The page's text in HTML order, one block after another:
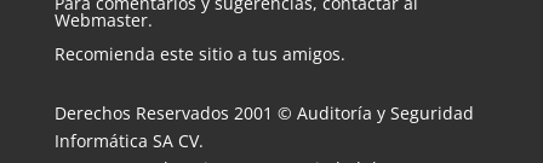
Webmaster.
Recomienda este sitio a tus amigos.
Derechos Reservados 2001 © Auditoría y Seguridad
Informática SA CV.